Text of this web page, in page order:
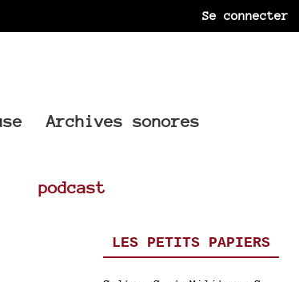
Se connecter
Archives sonores
podcast
LES PETITS PAPIERS